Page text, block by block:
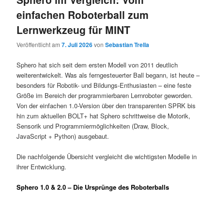
einfachen Roboterball zum
Lernwerkzeug für MINT
Veröffentlicht am7. Juli 2026vonSebastian Trella
Sphero hat sich seit dem ersten Modell von 2011 deutlich
weiterentwickelt. Was als ferngesteuerter Ball begann, ist heute –
besonders für Robotik- und Bildungs-Enthusiasten – eine feste
Größe im Bereich der programmierbaren Lernroboter geworden.
Von der einfachen 1.0-Version über den transparenten SPRK bis
hin zum aktuellen BOLT+ hat Sphero schrittweise die Motorik,
Sensorik und Programmiermöglichkeiten (Draw, Block,
JavaScript + Python) ausgebaut.
Die nachfolgende Übersicht vergleicht die wichtigsten Modelle in
ihrer Entwicklung.
Sphero 1.0 & 2.0 – Die Ursprünge des Roboterballs